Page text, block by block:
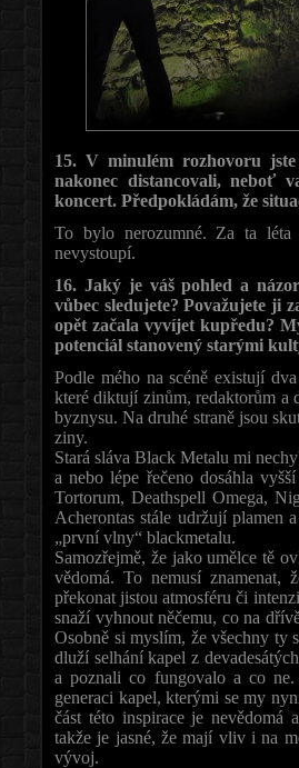
15. V minulém rozhovoru
nakonec distancovali, neboť
koncert. Předpokládám, že
To bylo nerozumné. Za ta
nevystoupí.
16. Jaký je váš pohled a
vůbec sledujete? Považujete ji
opět začala vyvíjet kupředu?
potenciál stanovený starými
Podle mého na scéně existují
které diktují zinům, redaktorům a
byznysu. Na druhé straně jsou
ziny.
Stará sláva Black Metalu mi
a nebo lépe řečeno dosáhla
Tortorum, Deathspell Omega,
Acherontas stále udržují plamen
„první vlny“ blackmetalu.
Samozřejmě, že jako umělce tě
vědomá. To nemusí znamenat,
překonat jistou atmosféru či
snaží vyhnout něčemu, co na
Osobně si myslím, že všechny ty
dluží selhání kapel z
a poznali co fungovalo a co
generaci kapel, kterými se my
část této inspirace je nevědomá
takže je jasné, že mají vliv i na
vývoj.